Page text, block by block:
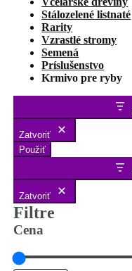
Stálozelené listnaté
Rarity
Vzrastlé stromy
Semená
Príslušenstvo
Krmivo pre ryby
Zatvoriť
Použiť
Zatvoriť
Filtre
Cena